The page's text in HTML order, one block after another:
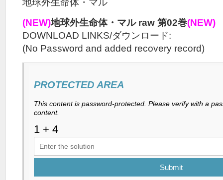
地球外生命体・マル
(NEW)地球外生命体・マル raw 第02巻(NEW)
DOWNLOAD LINKS/ダウンロード:
(No Password and added recovery record)
PROTECTED AREA
This content is password-protected. Please verify with a
content.
Submit